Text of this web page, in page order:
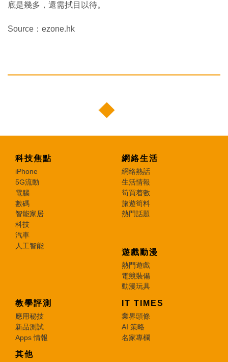
底是幾多，還需拭目以待。
Source：ezone.hk
科技焦點
iPhone
5G流動
電腦
數碼
智能家居
科技
汽車
人工智能
網絡生活
網絡熱話
生活情報
筍買着數
旅遊筍料
熱門話題
遊戲動漫
熱門遊戲
電競裝備
動漫玩具
教學評測
應用秘技
新品測試
Apps 情報
IT TIMES
業界頭條
AI 策略
名家專欄
其他